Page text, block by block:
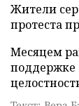
Жители
протеста
Месяцем
поддержке